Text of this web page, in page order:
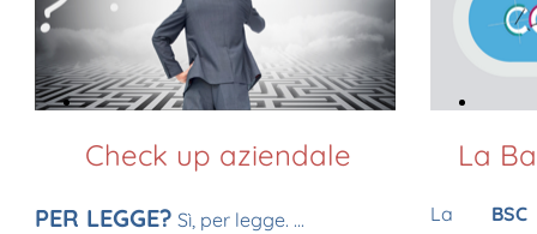
Check up aziendale La
PER LEGGE? Sì, per legge. ...
La BSC